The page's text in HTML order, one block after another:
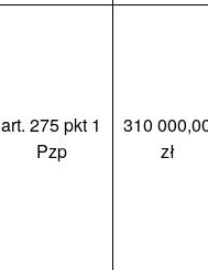
art. 275 pkt 1
Pzp
310
zł